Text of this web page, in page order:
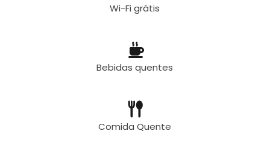
Wi-Fi grátis
Bebidas quentes
Comida Quente